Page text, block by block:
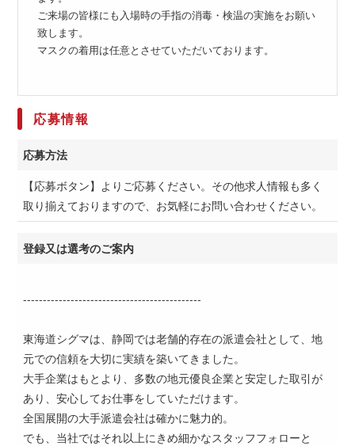
ご来場の皆様にも入場時の手指の消毒・検温の実施をお願い
致します。
マスクの着用は任意とさせていただいております。
応募情報
応募方法
【応募ボタン】よりご応募ください。その他求人情報も多く
取り揃えておりますので、お気軽にお問い合わせください。
登録又は選考のご案内
---------------------------------------------
東海道シグマは、静岡では老舗的存在の派遣会社として、地
元での信頼を大切に実績を築いてきました。
大手企業はもとより、多数の地元優良企業と安定した取引が
あり、安心してお仕事をしていただけます。
全国展開の大手派遣会社は確かに魅力的。
でも、当社ではそれ以上にきめ細かなスタッフフォローと